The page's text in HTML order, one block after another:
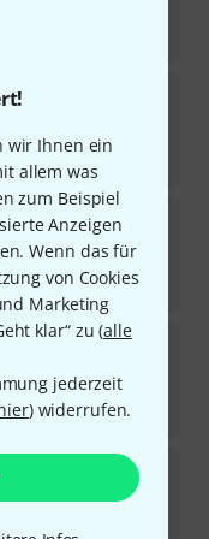
wir Ihnen ein
allem was
zum Beispiel
Anzeigen
Wenn das für
von Cookies
Marketing
klar“ zu (alle
jederzeit
) widerrufen.
4 QLXD/ULXD
Case